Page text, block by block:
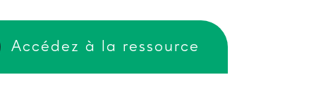
Accédez à la ressource